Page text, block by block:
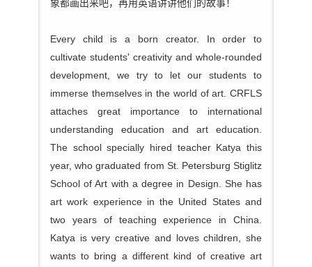
象都画出来吧，再用英语讲讲他们的故事！
Every child is a born creator. In order to
cultivate students' creativity and whole-rounded
development, we try to let our students to
immerse themselves in the world of art. CRFLS
attaches great importance to international
understanding education and art education.
The school specially hired teacher Katya this
year, who graduated from St. Petersburg Stiglitz
School of Art with a degree in Design. She has
art work experience in the United States and
two years of teaching experience in China.
Katya is very creative and loves children, she
wants to bring a different kind of creative art